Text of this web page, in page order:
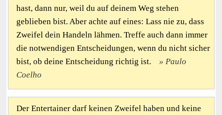
hast, dann nur, weil du auf deinem Weg stehen
geblieben bist. Aber achte auf eines: Lass nie zu, dass
Zweifel dein Handeln lähmen. Treffe auch dann immer
die notwendigen Entscheidungen, wenn du nicht sicher
bist, ob deine Entscheidung richtig ist.
Paulo
Coelho
Der Entertainer darf keinen Zweifel haben und keine